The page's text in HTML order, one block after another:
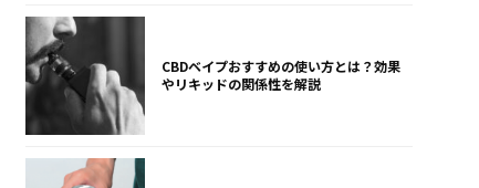
CBDベイプおすすめの使い方とは？効果
やリキッドの関係性を解説